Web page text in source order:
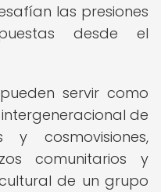
las presiones
desde el
servir como
de
y cosmovisiones,
comunitarios y
de un grupo